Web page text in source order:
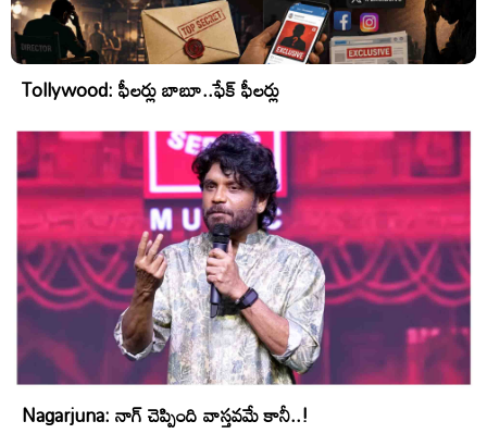
Tollywood: ఫీలర్లు బాబూ..ఫేక్ ఫీలర్లు
Nagarjuna: నాగ్ చెప్పింది వాస్తవమే కానీ..!